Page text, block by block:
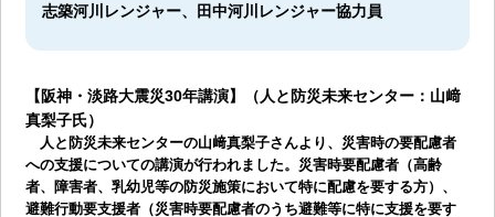
志築河川レンジャー、田中河川レンジャー協力員
【阪神・淡路大震災30年講演】（人と防災未来センター：山﨑
真梨子氏）
人と防災未来センターの山﨑真梨子さんより、災害時の要配慮者
への支援についての講演が行われました。災害時要配慮者（高齢
者、障害者、乳幼児等の防災施策において特に配慮を要する方）、
避難行動要支援者（災害時要配慮者のうち避難等に特に支援を要す